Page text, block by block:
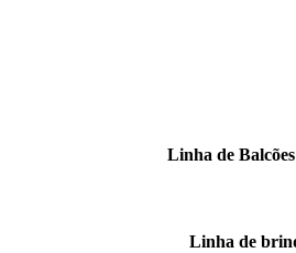
Linha de
Linha de